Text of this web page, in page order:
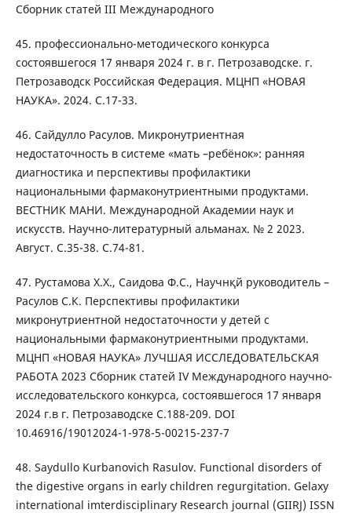
Сборник статей III Международного
45. профессионально-методического конкурса
состоявшегося 17 января 2024 г. в г. Петрозаводске. г.
Петрозаводск Российская Федерация. МЦНП «НОВАЯ
НАУКА». 2024. С.17-33.
46. Сайдулло Расулов. Микронутриентная
недостаточность в системе «мать –ребёнок»: ранняя
диагностика и перспективы профилактики
национальными фармаконутриентными продуктами.
ВЕСТНИК МАНИ. Международной Академии наук и
искусств. Научно-литературный альманах. № 2 2023.
Август. С.35-38. С.74-81.
47. Рустамова Х.Х., Саидова Ф.С., Научнқй руководитель –
Расулов С.К. Перспективы профилактики
микронутриентной недостаточности у детей с
национальными фармаконутриентными продуктами.
МЦНП «НОВАЯ НАУКА» ЛУЧШАЯ ИССЛЕДОВАТЕЛЬСКАЯ
РАБОТА 2023 Сборник статей IV Международного научно-
исследовательского конкурса, состоявшегося 17 января
2024 г.в г. Петрозаводске C.188-209. DOI
10.46916/19012024-1-978-5-00215-237-7
48. Saydullo Kurbanovich Rasulov. Functional disorders of
the digestive organs in early children regurgitation. Gelaxy
international imterdisciplinary Research journal (GIIRJ) ISSN